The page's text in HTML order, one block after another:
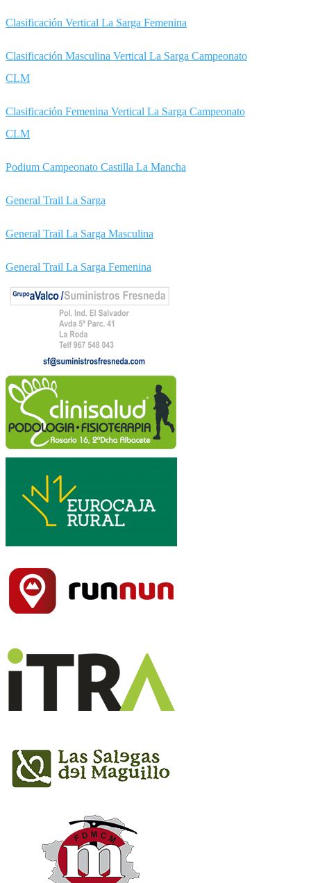
Clasificación Vertical La Sarga Femenina
Clasificación Masculina Vertical La Sarga Campeonato
CLM
Clasificación Femenina Vertical La Sarga Campeonato
CLM
Podium Campeonato Castilla La Mancha
General Trail La Sarga
General Trail La Sarga Masculina
General Trail La Sarga Femenina
Podium Trail La Sarga
Combinada Masculina
Combinada Femenina
General Cadetes
General Cadetes Masculina
General Trail Iniciación
General Trail Iniciación Femenina
Copa CLM Trail La Sarga - General
Copa CLM Trail La Sarga - Femenina
Copa CLM Trail La Sarga - Categorias